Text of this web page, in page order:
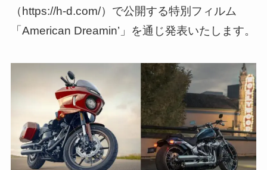
（https://h-d.com/）で公開する特別フィルム
「American Dreamin’」を通じ発表いたします。